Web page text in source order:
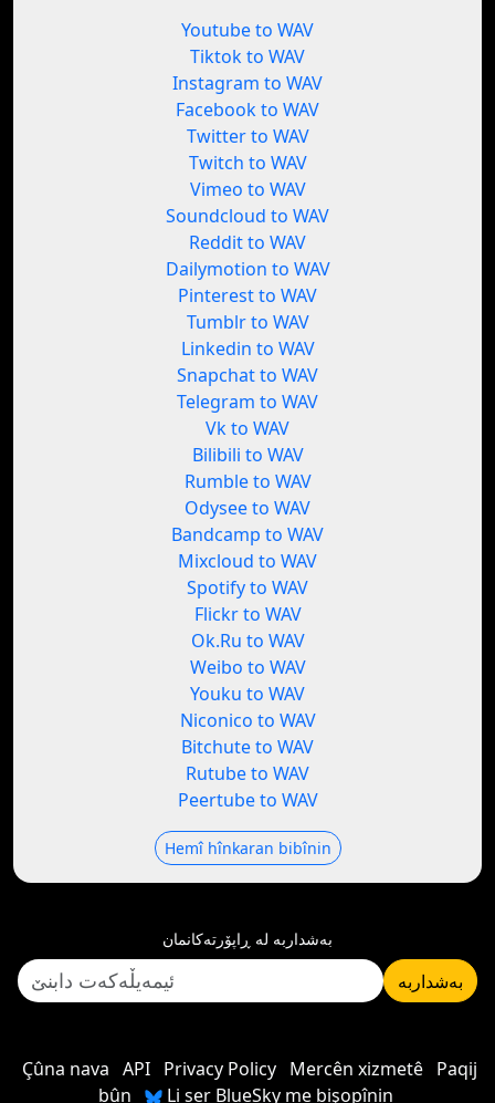
Youtube to WAV
Tiktok to WAV
Instagram to WAV
Facebook to WAV
Twitter to WAV
Twitch to WAV
Vimeo to WAV
Soundcloud to WAV
Reddit to WAV
Dailymotion to WAV
Pinterest to WAV
Tumblr to WAV
Linkedin to WAV
Snapchat to WAV
Telegram to WAV
Vk to WAV
Bilibili to WAV
Rumble to WAV
Odysee to WAV
Bandcamp to WAV
Mixcloud to WAV
Spotify to WAV
Flickr to WAV
Ok.Ru to WAV
Weibo to WAV
Youku to WAV
Niconico to WAV
Bitchute to WAV
Rutube to WAV
Peertube to WAV
Hemî hînkaran bibînin
بەشداربە لە ڕاپۆرتەکانمان
بەشداربە
Çûna nava API Privacy Policy Mercên xizmetê Paqij
bûn
Li ser BlueSky me bişopînin